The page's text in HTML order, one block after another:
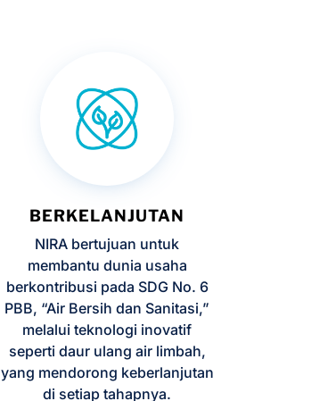
BERKELANJUTAN
NIRA bertujuan untuk
membantu dunia usaha
berkontribusi pada SDG No. 6
PBB, “Air Bersih dan Sanitasi,”
melalui teknologi inovatif
seperti daur ulang air limbah,
yang mendorong keberlanjutan
di setiap tahapnya.